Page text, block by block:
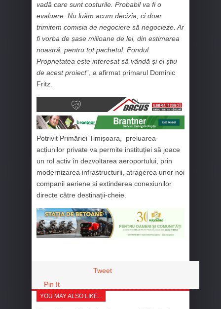
vadă care sunt costurile. Probabil va fi o
evaluare. Nu luăm acum decizia, ci doar
trimitem comisia de negociere să negocieze. Ar
fi vorba de șase milioane de lei, din estimarea
noastră, pentru tot pachetul. Fondul
Proprietatea este interesat să vândă și ei știu
de acest proiect”, a afirmat primarul Dominic
Fritz.
Potrivit Primăriei Timișoara, preluarea
acțiunilor private va permite instituției să joace
un rol activ în dezvoltarea aeroportului, prin
modernizarea infrastructurii, atragerea unor noi
companii aeriene și extinderea conexiunilor
directe către destinații-cheie.
Tweet
Pin It
YOU MAY ALSO LIKE...